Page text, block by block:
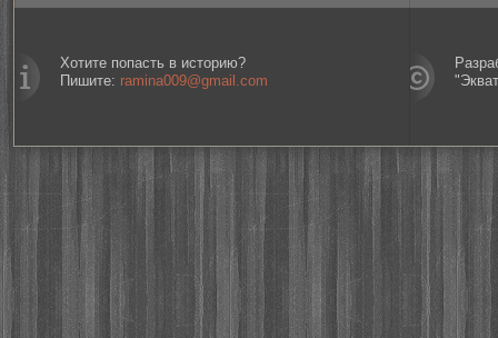
Хотите попасть в историю?
Пишите: ramina009@gmail.com